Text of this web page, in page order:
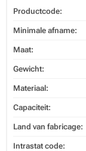
Productcode:
Minimale afname:
Maat:
Gewicht:
Materiaal:
Capaciteit:
Land van fabricage:
Intrastat code: